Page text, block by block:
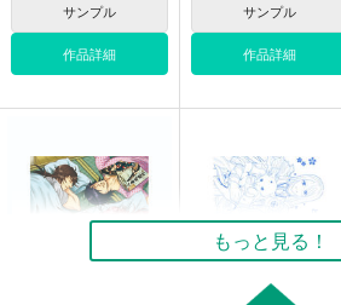
サンプル
作品詳細
サンプル
作品詳細
もっと見る！